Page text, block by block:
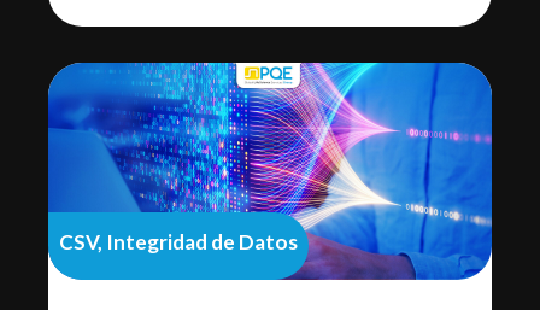
CSV, Integridad de Datos